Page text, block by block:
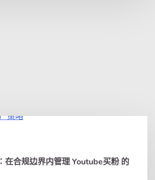
在合规边界内管理 Youtube买粉 的